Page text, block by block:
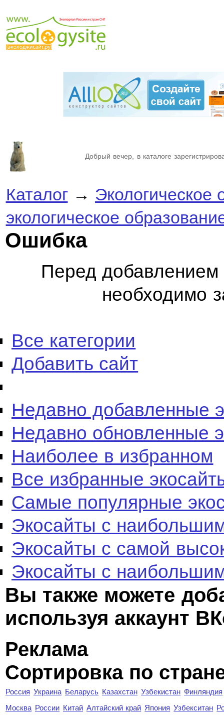
Добрый вечер, в каталоге
Каталог→ Экологическое
экологическое
Ошибка
Перед добавлением
необходимо
Все категории
Добавить сайт
Недавно добавленные
Недавно обновленные
Наиболее в избранном
Все избранные
Самые популярные
Экосайты с
Экосайты с самой
Экосайты с
Вы также можете
используя аккаунт
Реклама
Сортировка по
Россия Украина Беларусь Казахстан Узбекистан Финляндия
Москва России Китай Алтайский край Япония Узбекситан